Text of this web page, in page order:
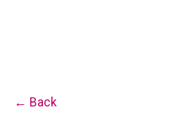
← Back